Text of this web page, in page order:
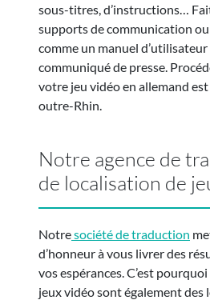
sous-titres, d’instructions…
supports de communication
comme un manuel
communiqué de presse.
votre jeu vidéo en allemand
outre-Rhin.
Notre agence de
de localisation de
Notresociété de traduction
d’honneur à vous livrer des
vos espérances. C’est
jeux vidéo sont également des